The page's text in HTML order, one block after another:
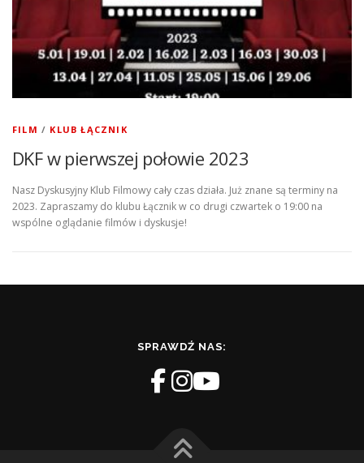
FILM / KLUB ŁĄCZNIK
DKF w pierwszej połowie 2023
Nasz Dyskusyjny Klub Filmowy cały czas działa. Już znane są terminy na
2023. Zapraszamy do klubu Łącznik w co drugi czwartek o 19:00 na
wspólne oglądanie filmów i dyskusje!
SPRAWDŹ NAS: